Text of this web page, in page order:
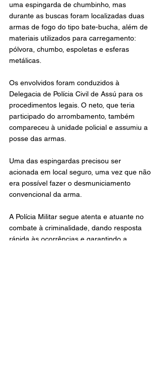
uma espingarda de chumbinho, mas
durante as buscas foram localizadas duas
armas de fogo do tipo bate-bucha, além de
materiais utilizados para carregamento:
pólvora, chumbo, espoletas e esferas
metálicas.
Os envolvidos foram conduzidos à
Delegacia de Polícia Civil de Assú para os
procedimentos legais. O neto, que teria
participado do arrombamento, também
compareceu à unidade policial e assumiu a
posse das armas.
Uma das espingardas precisou ser
acionada em local seguro, uma vez que não
era possível fazer o desmuniciamento
convencional da arma.
A Polícia Militar segue atenta e atuante no
combate à criminalidade, dando resposta
rápida às ocorrências e garantindo a